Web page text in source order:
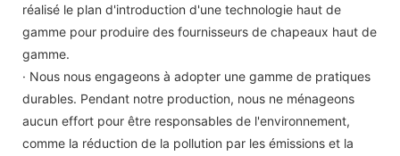
réalisé le plan d'introduction d'une technologie haut de
gamme pour produire des fournisseurs de chapeaux haut de
gamme.
· Nous nous engageons à adopter une gamme de pratiques
durables. Pendant notre production, nous ne ménageons
aucun effort pour être responsables de l'environnement,
comme la réduction de la pollution par les émissions et la